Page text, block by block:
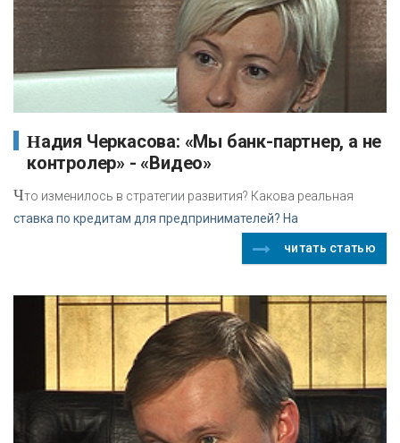
Надия Черкасова: «Мы банк-партнер, а не
контролер» - «Видео»
Что изменилось в стратегии развития? Какова реальная
ставка по кредитам для предпринимателей? На
читать статью